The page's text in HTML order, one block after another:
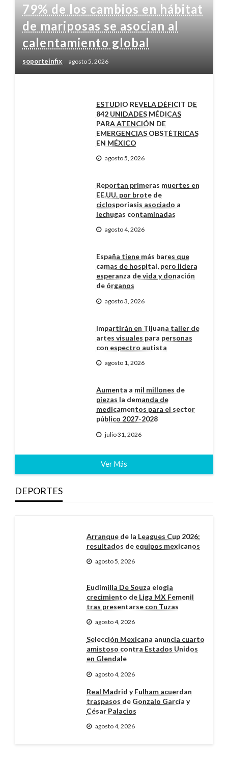
79% de los cambios en hábitat
de mariposas se asocian al
calentamiento global
soporteinfix agosto 5, 2026
ESTUDIO REVELA DÉFICIT DE
842 UNIDADES MÉDICAS
PARA ATENCIÓN DE
EMERGENCIAS OBSTÉTRICAS
EN MÉXICO
agosto 5, 2026
Reportan primeras muertes en
EE.UU. por brote de
ciclosporiasis asociado a
lechugas contaminadas
agosto 4, 2026
España tiene más bares que
camas de hospital, pero lidera
esperanza de vida y donación
de órganos
agosto 3, 2026
Impartirán en Tijuana taller de
artes visuales para personas
con espectro autista
agosto 1, 2026
Aumenta a mil millones de
piezas la demanda de
medicamentos para el sector
público 2027-2028
julio 31, 2026
Ver Más
DEPORTES
Arranque de la Leagues Cup 2026:
resultados de equipos mexicanos
agosto 5, 2026
Eudimilla De Souza elogia
crecimiento de Liga MX Femenil
tras presentarse con Tuzas
agosto 4, 2026
Selección Mexicana anuncia cuarto
amistoso contra Estados Unidos
en Glendale
agosto 4, 2026
Real Madrid y Fulham acuerdan
traspasos de Gonzalo García y
César Palacios
agosto 4, 2026